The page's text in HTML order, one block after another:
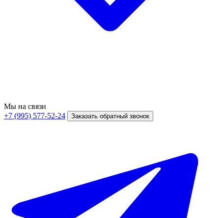
Мы на связи
+7 (995) 577-52-24
Заказать обратный звонок